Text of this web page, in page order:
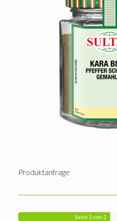
Produktanfrage
Seite 1 von 2